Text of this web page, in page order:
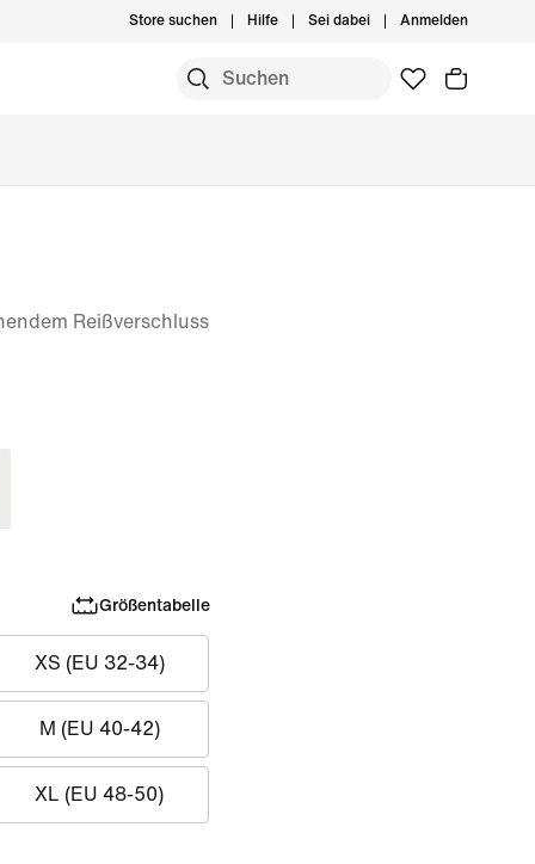
Store suchen Hilfe Sei dabei Anmelden
Reißverschluss
Größentabelle
XS (EU 32-34)
M (EU 40-42)
XL (EU 48-50)